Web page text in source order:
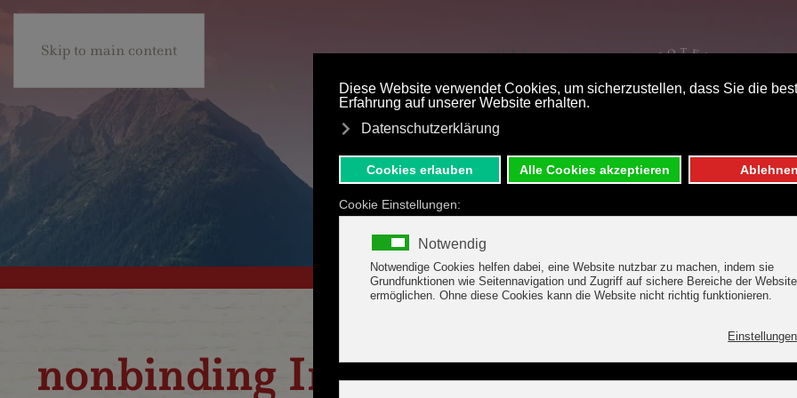
Skip to main content
HOTEL MARGITROOMS TARIFF & OFFERS
nonbinding Inquiry Hotel Margit,